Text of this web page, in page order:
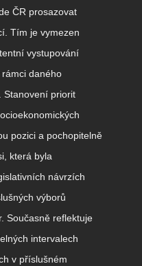
ČR prosazovat
Tím je vymezen
vystupování
daného
Stanovení priorit
pozici a pochopitelně
která byla
návrzích
výborů
Současně reflektuje
intervalech
v příslušném